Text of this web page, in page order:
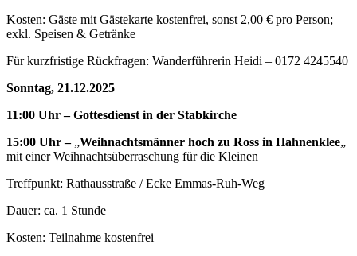
Kosten: Gäste mit Gästekarte kostenfrei, sonst 2,00 € pro Person;
exkl. Speisen & Getränke
Für kurzfristige Rückfragen: Wanderführerin Heidi – 0172 4245540
Sonntag, 21.12.2025
11:00 Uhr – Gottesdienst in der Stabkirche
15:00 Uhr – „Weihnachtsmänner hoch zu Ross in Hahnenklee„
mit einer Weihnachtsüberraschung für die Kleinen
Treffpunkt: Rathausstraße / Ecke Emmas-Ruh-Weg
Dauer: ca. 1 Stunde
Kosten: Teilnahme kostenfrei